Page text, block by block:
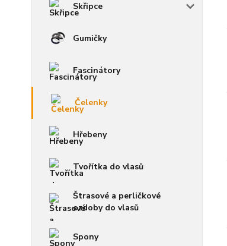
Skřipce
Gumičky
Fascinátory
Čelenky
Hřebeny
Tvořítka do vlasů
Štrasové a perličkové
ozdoby do vlasů
Spony